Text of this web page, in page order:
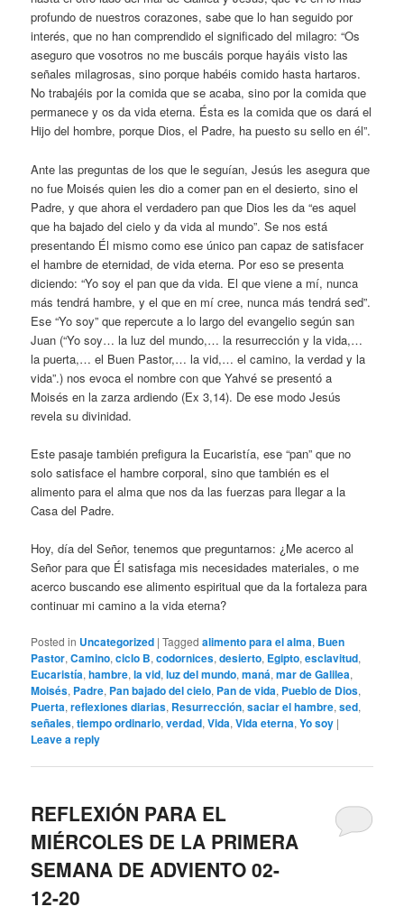
profundo de nuestros corazones, sabe que lo han seguido por
interés, que no han comprendido el significado del milagro: “Os
aseguro que vosotros no me buscáis porque hayáis visto las
señales milagrosas, sino porque habéis comido hasta hartaros.
No trabajéis por la comida que se acaba, sino por la comida que
permanece y os da vida eterna. Ésta es la comida que os dará el
Hijo del hombre, porque Dios, el Padre, ha puesto su sello en él”.
Ante las preguntas de los que le seguían, Jesús les asegura que
no fue Moisés quien les dio a comer pan en el desierto, sino el
Padre, y que ahora el verdadero pan que Dios les da “es aquel
que ha bajado del cielo y da vida al mundo”. Se nos está
presentando Él mismo como ese único pan capaz de satisfacer
el hambre de eternidad, de vida eterna. Por eso se presenta
diciendo: “Yo soy el pan que da vida. El que viene a mí, nunca
más tendrá hambre, y el que en mí cree, nunca más tendrá sed”.
Ese “Yo soy” que repercute a lo largo del evangelio según san
Juan (“Yo soy… la luz del mundo,… la resurrección y la vida,…
la puerta,… el Buen Pastor,… la vid,… el camino, la verdad y la
vida”.) nos evoca el nombre con que Yahvé se presentó a
Moisés en la zarza ardiendo (Ex 3,14). De ese modo Jesús
revela su divinidad.
Este pasaje también prefigura la Eucaristía, ese “pan” que no
solo satisface el hambre corporal, sino que también es el
alimento para el alma que nos da las fuerzas para llegar a la
Casa del Padre.
Hoy, día del Señor, tenemos que preguntarnos: ¿Me acerco al
Señor para que Él satisfaga mis necesidades materiales, o me
acerco buscando ese alimento espiritual que da la fortaleza para
continuar mi camino a la vida eterna?
Posted in Uncategorized |Tagged alimento para el alma, Buen
Pastor,Camino,ciclo B,codornices,desierto, Egipto,esclavitud,
Eucaristía,hambre,la vid,luz del mundo,maná,mar de Galilea,
Moisés, Padre, Pan bajado del cielo, Pan de vida, Pueblo de Dios,
Puerta,reflexiones diarias, Resurrección,saciar el hambre,sed,
señales,tiempo ordinario,verdad,Vida,Vida eterna,Yo soy |
Leave a reply
REFLEXIÓN PARA EL
MIÉRCOLES DE LA PRIMERA
SEMANA DE ADVIENTO 02-
12-20